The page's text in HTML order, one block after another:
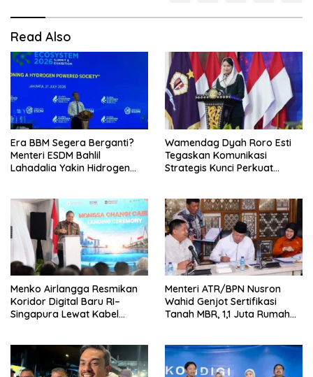
Read Also
Era BBM Segera Berganti?
Menteri ESDM Bahlil
Lahadalia Yakin Hidrogen
Wamendag Dyah Roro Esti
Tegaskan Komunikasi
Strategis Kunci Perkuat
Menko Airlangga Resmikan
Koridor Digital Baru RI–
Singapura Lewat Kabel
Menteri ATR/BPN Nusron
Wahid Genjot Sertifikasi
Tanah MBR, 1,1 Juta Rumah